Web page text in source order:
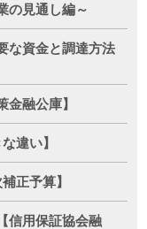
の見通し編～
な資金と調達方法
融公庫】
違い】
正予算】
信用保証協会融